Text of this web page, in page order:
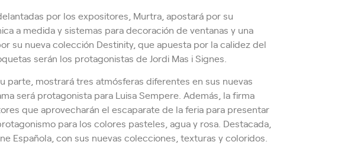
por los expositores, Murtra, apostará por su
a medida y sistemas para decoración de ventanas y una
su nueva colección Destinity, que apuesta por la calidez del
serán los protagonistas de Jordi Mas i Signes.
parte, mostrará tres atmósferas diferentes en sus nuevas
será protagonista para Luisa Sempere. Además, la firma
que aprovecharán el escaparate de la feria para presentar
para los colores pasteles, agua y rosa. Destacada,
Española, con sus nuevas colecciones, texturas y coloridos.